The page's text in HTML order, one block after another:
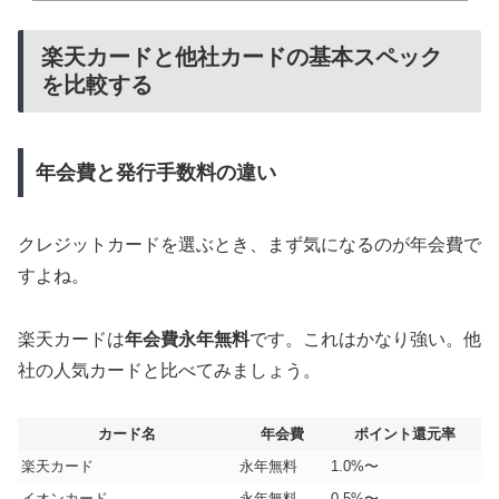
楽天カードと他社カードの基本スペック
を比較する
年会費と発行手数料の違い
クレジットカードを選ぶとき、まず気になるのが年会費で
すよね。
楽天カードは年会費永年無料です。これはかなり強い。他
社の人気カードと比べてみましょう。
カード名 年会費
ポイント還元率
楽天カード
永年無料
1.0%〜